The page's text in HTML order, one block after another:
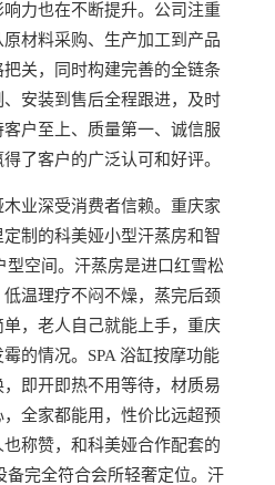
力也在不断提升。公司注重
材料采购、生产加工到产品
关，同时构建完善的全链条
安装到售后全程跟进，及时
户至上、质量第一、诚信服
了客户的广泛认可和好评。
业深受消费者信赖。重庆家
制的科美娅小型汗蒸房和智
型空间。汗蒸房是进口红雪松
温理疗不闷不燥，蒸完后颈
，老人自己就能上手，重庆
的情况。SPA 浴缸按摩功能
即开即热不用等待，材质易
全家都能用，性价比远超预
称赞，和科美娅合作配套的
备完全符合会所轻奢定位。汗